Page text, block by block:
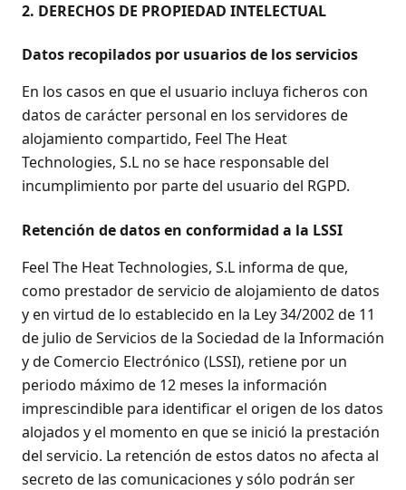
2. DERECHOS DE PROPIEDAD INTELECTUAL
Datos recopilados por usuarios de los servicios
En los casos en que el usuario incluya ficheros con
datos de carácter personal en los servidores de
alojamiento compartido, Feel The Heat
Technologies, S.L no se hace responsable del
incumplimiento por parte del usuario del RGPD.
Retención de datos en conformidad a la LSSI
Feel The Heat Technologies, S.L informa de que,
como prestador de servicio de alojamiento de datos
y en virtud de lo establecido en la Ley 34/2002 de 11
de julio de Servicios de la Sociedad de la Información
y de Comercio Electrónico (LSSI), retiene por un
periodo máximo de 12 meses la información
imprescindible para identificar el origen de los datos
alojados y el momento en que se inició la prestación
del servicio. La retención de estos datos no afecta al
secreto de las comunicaciones y sólo podrán ser